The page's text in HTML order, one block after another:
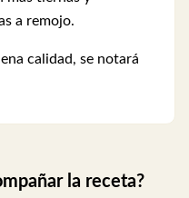
a remojo.
calidad, se notará
la receta?